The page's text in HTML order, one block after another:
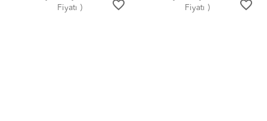
favorite_border favorite_border